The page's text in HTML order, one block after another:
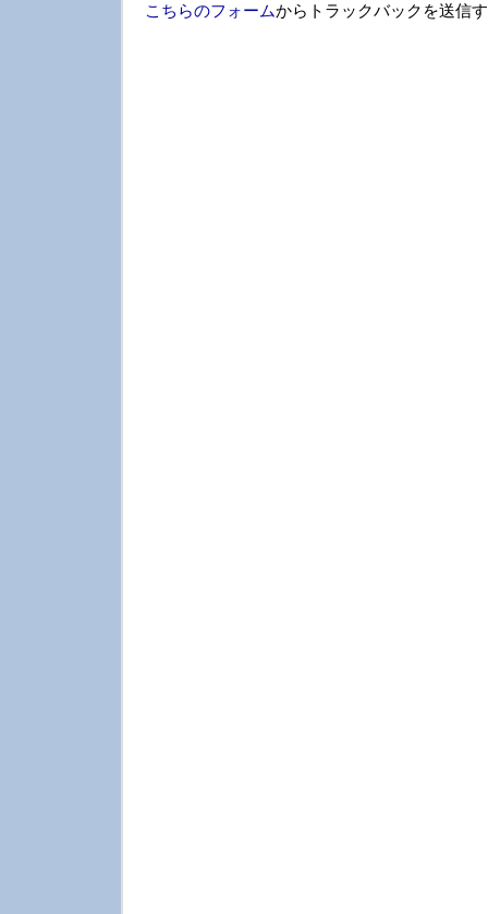
こちらのフォームからトラックバックを送信